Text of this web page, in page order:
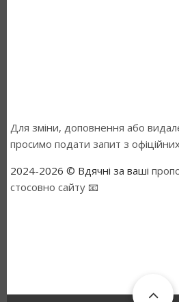
Для зміни, доповнення або
просимо подати запит з офіційних
2024-2026 © Вдячні за ваші
стосовно сайту 📧